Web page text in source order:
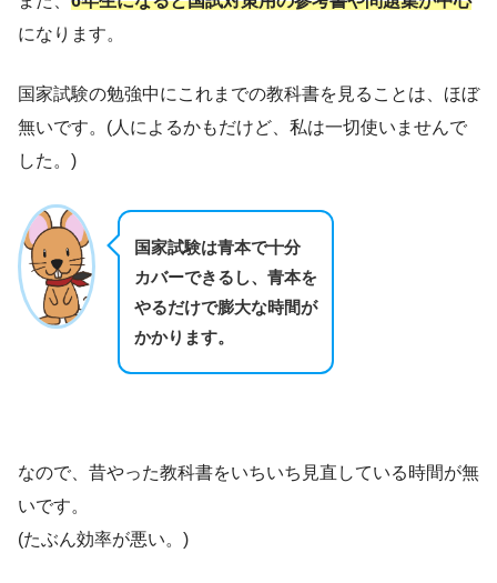
になります。
国家試験の勉強中にこれまでの教科書を見ることは、ほぼ
無いです。(人によるかもだけど、私は一切使いませんで
した。)
国家試験は青本で十分
カバーできるし、青本を
やるだけで膨大な時間が
かかります。
なので、昔やった教科書をいちいち見直している時間が無
いです。
(たぶん効率が悪い。)